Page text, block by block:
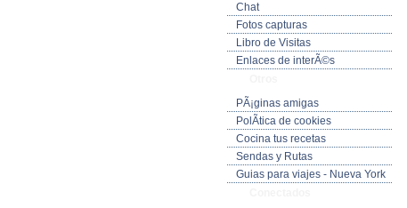
Chat
Fotos capturas
Libro de Visitas
Enlaces de interÃ©s
PÃ¡ginas amigas
PolÃ­tica de cookies
Cocina tus recetas
Sendas y Rutas
Guias para viajes - Nueva York